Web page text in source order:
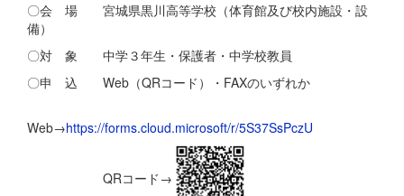
〇会 場 宮城県黒川高等学校（体育館及び校内施設・設
備）
〇対 象 中学３年生・保護者・中学校教員
〇申 込 Web（QRコード）・FAXのいずれか
Web→https://forms.cloud.microsoft/r/5S37SsPczU
QRコード→